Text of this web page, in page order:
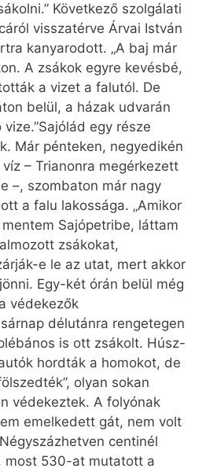
Következő szolgálati
visszatérve Árvai István
kanyarodott. „A baj már
A zsákok egyre kevésbé,
a vizet a falutól. De
belül, a házak udvarán
egy része
Már pénteken, negyedikén
– Trianonra megérkezett
–, szombaton már nagy
a falu lakossága. „Amikor
Sajópetribe, láttam
zsákokat,
e le az utat, mert akkor
Egy-két órán belül még
védekezők
délutánra rengetegen
is ott zsákolt. Húsz-
hordták a homokot, de
olyan sokan
védekeztek. A folyónak
emelkedett gát, nem volt
centinél
most 530-at mutatott a